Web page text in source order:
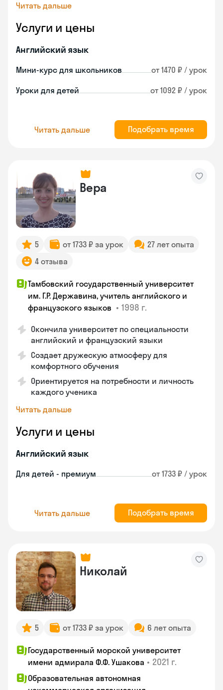
Читать дальше
Услуги и цены
Английский язык
Мини-курс для школьников от 1470 ₽ / урок
Уроки для детей от 1092 ₽ / урок
Читать дальше Подобрать время
Вера
5 от 1733 ₽ за урок
27 лет опыта
4 отзыва
Тамбовский государственный университет
им. Г.Р. Державина, учитель английского и
французского языков • 1998 г.
Окончила университет по специальности
английский и французский языки
Создает дружескую атмосферу для
комфортного обучения
Ориентируется на потребности и личность
каждого ученика
Читать дальше
Услуги и цены
Английский язык
Для детей - премиум от 1733 ₽ / урок
Читать дальше Подобрать время
Николай
5 от 1733 ₽ за урок 6 лет опыта
Государственный морской университет
имени адмирала Ф.Ф. Ушакова • 2021 г.
Образовательная автономная